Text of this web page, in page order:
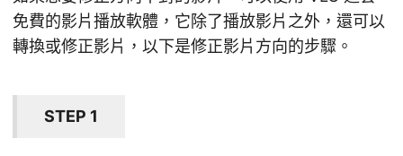
免費的影片播放軟體，它除了播放影片之外，還可以
轉換或修正影片，以下是修正影片方向的步驟。
STEP 1